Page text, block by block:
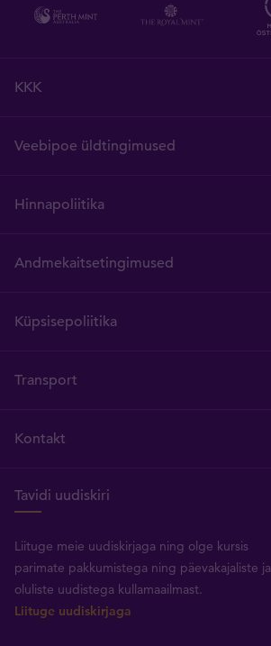
KKK
Veebipoe üldtingimused
Hinnapoliitika
Andmekaitsetingimused
Küpsisepoliitika
Transport
Kontakt
Tavidi uudiskiri
Liituge meie uudiskirjaga ning olge kursis
parimate pakkumistega ning päevakajaliste ja
oluliste uudistega kullamaailmast.
Liituge uudiskirjaga